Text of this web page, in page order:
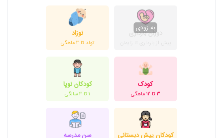
دوران بارداری نوزاد
تولد تا 3 ماهگی
کودک
3 تا 12 ماهگی
کودکان نوپا
1 تا 3 سالگی
کودکان پیش دبستانی سن مدرسه